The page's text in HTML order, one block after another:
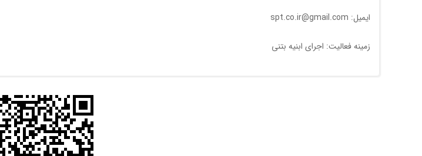
ایمیل: spt.co.ir@gmail.com
زمینه فعالیت: اجرای ابنیه بتنی